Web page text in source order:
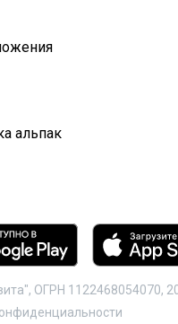
альпак
ОГРН 1122468054070,